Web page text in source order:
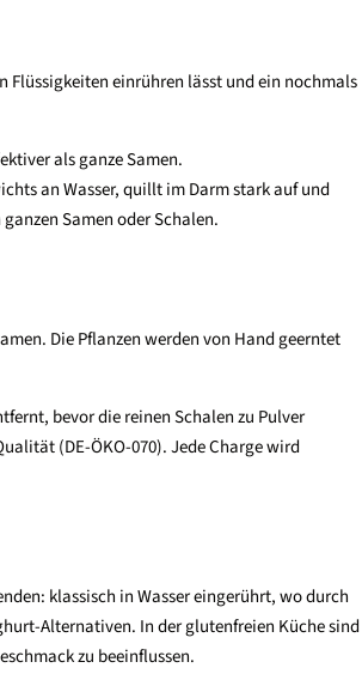
Flüssigkeiten einrühren lässt und ein nochmals
als ganze Samen.
an Wasser, quillt im Darm stark auf und
Samen oder Schalen.
Die Pflanzen werden von Hand geerntet
bevor die reinen Schalen zu Pulver
(DE-ÖKO-070). Jede Charge wird
klassisch in Wasser eingerührt, wo durch
Alternativen. In der glutenfreien Küche sind
zu beeinflussen.